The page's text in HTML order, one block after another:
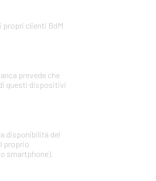
propri clienti BdM
prevede che
questi dispositivi
disponibilità del
proprio
smartphone).